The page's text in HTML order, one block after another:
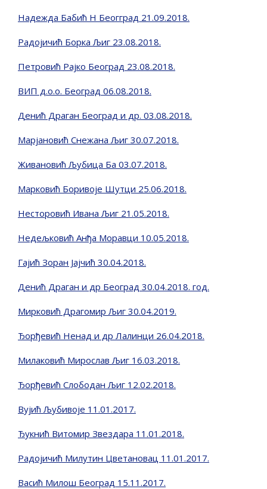
Надежда Бабић Н Беогград 21.09.2018.
Радојичић Борка Љиг 23.08.2018.
Петровић Рајко Београд 23.08.2018.
ВИП д.о.о. Београд 06.08.2018.
Денић Драган Београд и др. 03.08.2018.
Марјановић Снежана Љиг 30.07.2018.
Живановић Љубица Ба 03.07.2018.
Марковић Боривоје Шутци 25.06.2018.
Несторовић Ивана Љиг 21.05.2018.
Недељковић Анђа Моравци 10.05.2018.
Гајић Зоран Јајчић 30.04.2018.
Денић Драган и др Београд 30.04.2018. год.
Мирковић Драгомир Љиг 30.04.2019.
Ђорђевић Ненад и др Лалинци 26.04.2018.
Милаковић Мирослав Љиг 16.03.2018.
Ђорђевић Слободан Љиг 12.02.2018.
Вујић Љубивоје 11.01.2017.
Ђукнић Витомир Звездара 11.01.2018.
Радојичић Милутин Цветановац 11.01.2017.
Васић Милош Београд 15.11.2017.